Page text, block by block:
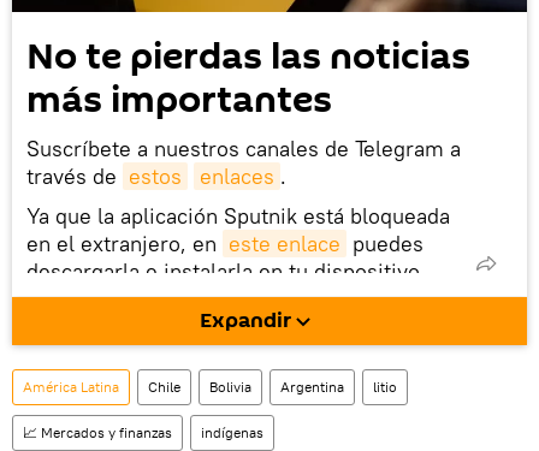
No te pierdas las noticias
más importantes
Suscríbete a nuestros canales de Telegram a
través de estos enlaces .
Ya que la aplicación Sputnik está bloqueada
en el extranjero, en este enlace puedes
descargarla e instalarla en tu dispositivo
móvil (¡solo para Android!).
También tenemos una cuenta en la red
social rusa VK .
Expandir
América Latina Chile Bolivia Argentina litio
📈 Mercados y finanzas indígenas